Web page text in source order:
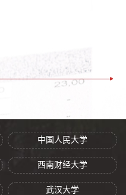
中国人民大学
西南财经大学
武汉大学